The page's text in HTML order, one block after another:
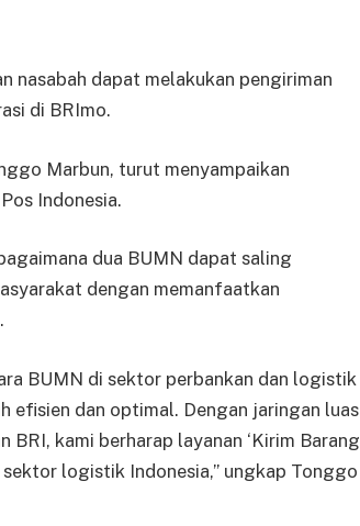
nasabah dapat melakukan pengiriman
di BRImo.
Marbun, turut menyampaikan
Indonesia.
dua BUMN dapat saling
dengan memanfaatkan
BUMN di sektor perbankan dan logistik
efisien dan optimal. Dengan jaringan luas
kami berharap layanan ‘Kirim Barang
logistik Indonesia,” ungkap Tonggo